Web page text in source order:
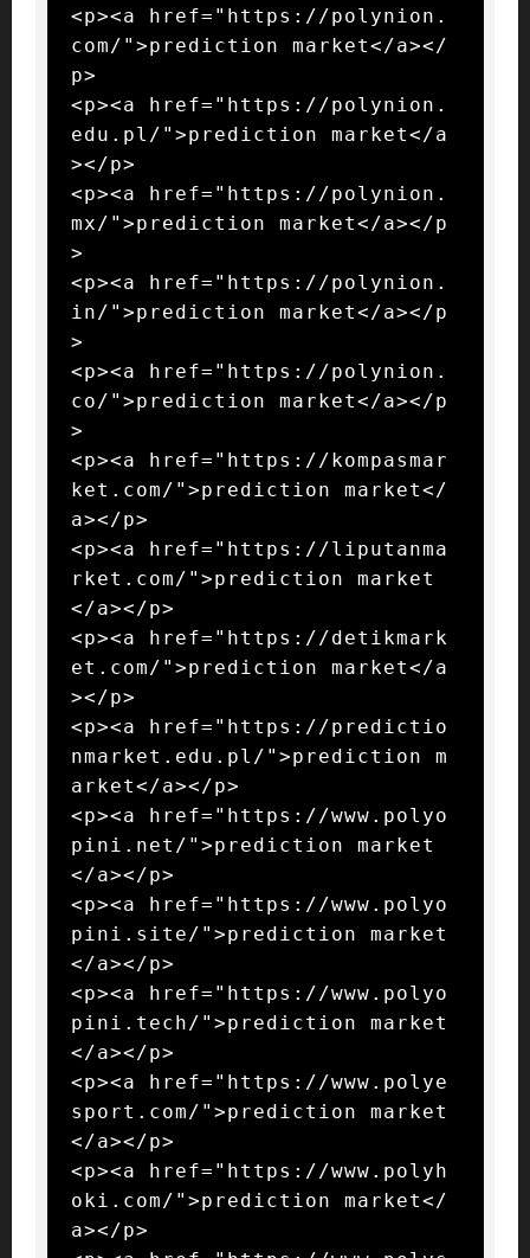
<p><a href="https://polynion.
com/">prediction market</a></
p>
<p><a href="https://polynion.
edu.pl/">prediction market</a
></p>
<p><a href="https://polynion.
mx/">prediction market</a></p
>
<p><a href="https://polynion.
in/">prediction market</a></p
>
<p><a href="https://polynion.
co/">prediction market</a></p
>
<p><a href="https://kompasmar
ket.com/">prediction market</
a></p>
<p><a href="https://liputanma
rket.com/">prediction market
</a></p>
<p><a href="https://detikmark
et.com/">prediction market</a
></p>
<p><a href="https://predictio
nmarket.edu.pl/">prediction m
arket</a></p>
<p><a href="https://www.polyo
pini.net/">prediction market
</a></p>
<p><a href="https://www.polyo
pini.site/">prediction market
</a></p>
<p><a href="https://www.polyo
pini.tech/">prediction market
</a></p>
<p><a href="https://www.polye
sport.com/">prediction market
</a></p>
<p><a href="https://www.polyh
oki.com/">prediction market</
a></p>